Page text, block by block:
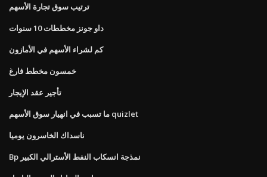
ترتيب سوق تجارة الأسهم
داو جونز مخططات 10 سنوات
كم لشراء الأسهم في الأمازون
خمسون مخطط فارغ
تأجير عقد الإيجار
ما تسبب في انهيار سوق الأسهم quizlet
ناسداك الخاسرون يوميا
Bp نمذجة انسكاب النفط الأسترالي الكبير